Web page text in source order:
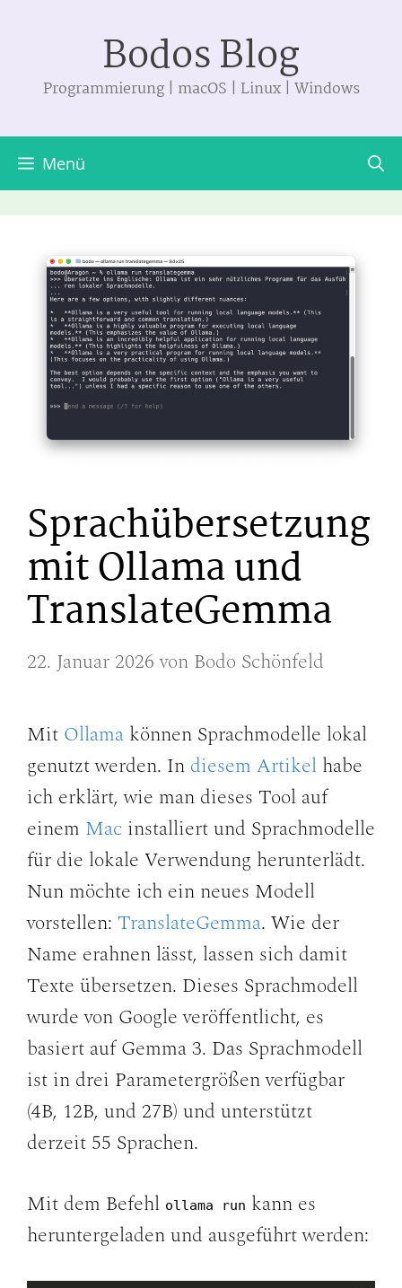
springen
Bodos Blog
Programmierung | macOS | Linux | Windows
Menü
Sprachübersetzung
mit Ollama und
TranslateGemma
22. Januar 2026 von Bodo Schönfeld
Mit Ollama können Sprachmodelle lokal
genutzt werden. In diesem Artikel habe
ich erklärt, wie man dieses Tool auf
einem Mac installiert und Sprachmodelle
für die lokale Verwendung herunterlädt.
Nun möchte ich ein neues Modell
vorstellen: TranslateGemma. Wie der
Name erahnen lässt, lassen sich damit
Texte übersetzen. Dieses Sprachmodell
wurde von Google veröffentlicht, es
basiert auf Gemma 3. Das Sprachmodell
ist in drei Parametergrößen verfügbar
(4B, 12B, und 27B) und unterstützt
derzeit 55 Sprachen.
Mit dem Befehl ollama run kann es
heruntergeladen und ausgeführt werden: